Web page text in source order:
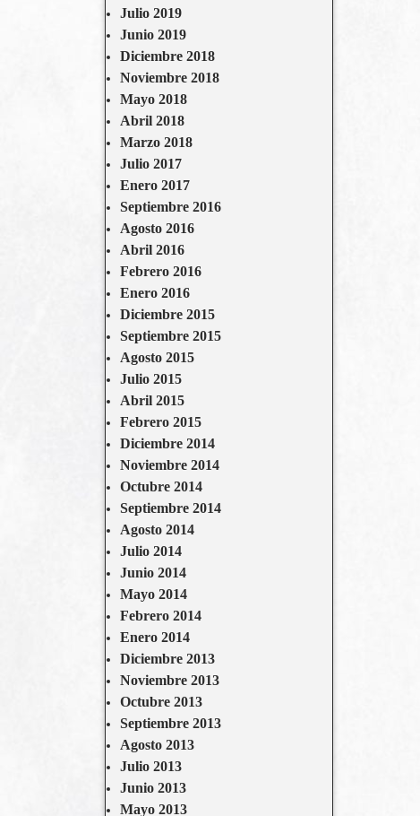
Julio 2019
Junio 2019
Diciembre 2018
Noviembre 2018
Mayo 2018
Abril 2018
Marzo 2018
Julio 2017
Enero 2017
Septiembre 2016
Agosto 2016
Abril 2016
Febrero 2016
Enero 2016
Diciembre 2015
Septiembre 2015
Agosto 2015
Julio 2015
Abril 2015
Febrero 2015
Diciembre 2014
Noviembre 2014
Octubre 2014
Septiembre 2014
Agosto 2014
Julio 2014
Junio 2014
Mayo 2014
Febrero 2014
Enero 2014
Diciembre 2013
Noviembre 2013
Octubre 2013
Septiembre 2013
Agosto 2013
Julio 2013
Junio 2013
Mayo 2013